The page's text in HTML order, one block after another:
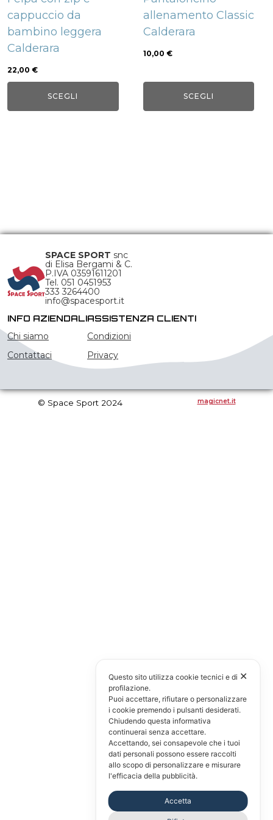
cappuccio da
bambino leggera
Calderara
22,00 €
SCEGLI
scelte
nella
pagina
del
prodotto
allenamento Classic
Calderara
10,00 €
SCEGLI
scelte
nella
pagina
prodotto
SPACE SPORT snc
di Elisa Bergami & C.
P.IVA 03591611201
Tel. 051 0451953
333 3264400
info@spacesport.it
INFO AZIENDALI
Chi siamo
Contattaci
ASSISTENZA CLIENTI
Condizioni
Privacy
© Space Sport 2024 magicnet.it
✕
Questo sito utilizza cookie tecnici e di
profilazione.
Puoi accettare, rifiutare o personalizzare
i cookie premendo i pulsanti desiderati.
Chiudendo questa informativa
continuerai senza accettare.
Accettando, sei consapevole che i tuoi
dati personali possono essere raccolti
allo scopo di personalizzare e misurare
l'efficacia della pubblicità.
Accetta